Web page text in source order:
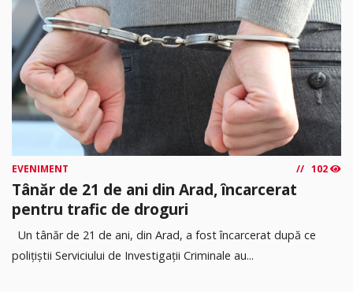
EVENIMENT 102
Tânăr de 21 de ani din Arad, încarcerat
pentru trafic de droguri
Un tânăr de 21 de ani, din Arad, a fost încarcerat după ce
polițiștii Serviciului de Investigații Criminale au...